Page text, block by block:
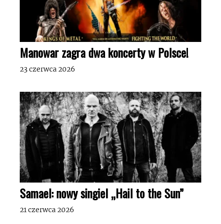
Manowar zagra dwa koncerty w Polsce!
23 czerwca 2026
Samael: nowy singiel „Hail to the Sun”
21 czerwca 2026